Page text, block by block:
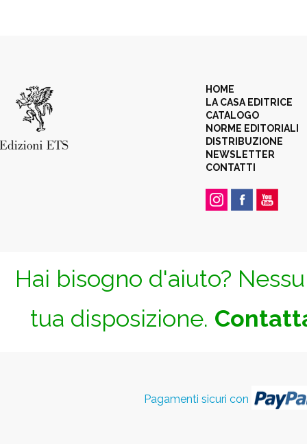
HOME
LA CASA EDITRICE
CATALOGO
NORME EDITORIALI
DISTRIBUZIONE
NEWSLETTER
CONTATTI
Hai bisogno d'aiuto?
tua disposizione.
Pagamenti sicuri con